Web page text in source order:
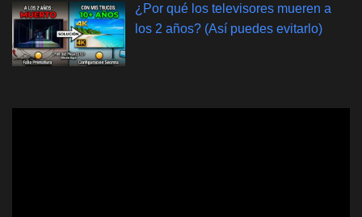
¿Por qué los televisores mueren a
los 2 años? (Así puedes evitarlo)